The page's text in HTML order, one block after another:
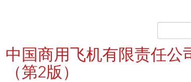
中国商用飞机有限责任公
（第2版）